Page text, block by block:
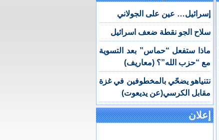
إسرائيل… عين على الجولاني
سلاح الجو نقطة ضعف اسرائيل
ماذا ستفعل “حماس” بعد التسوية
مع “حزب الله”؟ (معاريف)
نتنياهو يضحّي بالمخطوفين في غزة
مقابل الكرسي(عن يديعوت)
إعلان